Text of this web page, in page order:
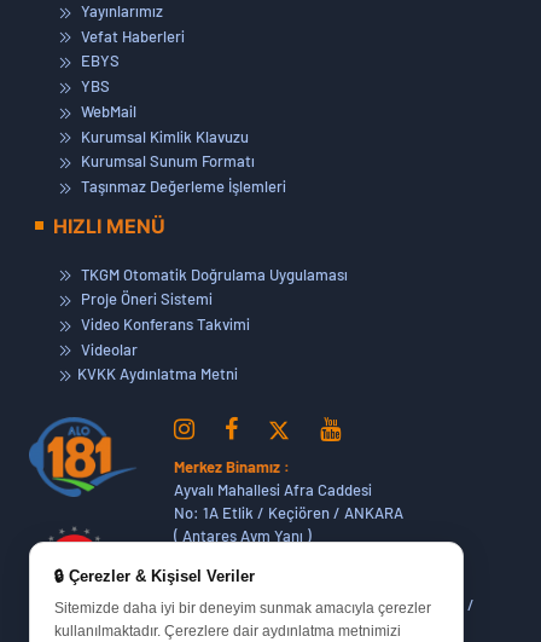
🔒 Çerezler & Kişisel Veriler
Sitemizde daha iyi bir deneyim sunmak amacıyla çerezler
kullanılmaktadır. Çerezlere dair aydınlatma metnimizi
Yayınlarımız
Vefat Haberleri
EBYS
YBS
WebMail
Kurumsal Kimlik Klavuzu
Kurumsal Sunum Formatı
Taşınmaz Değerleme İşlemleri
HIZLI MENÜ
TKGM Otomatik Doğrulama Uygulaması
Proje Öneri Sistemi
Video Konferans Takvimi
Videolar
KVKK Aydınlatma Metni
Merkez Binamız :
Ayvalı Mahallesi Afra Caddesi
No: 1A Etlik / Keçiören / ANKARA
( Antares Avm Yanı )
Dikmen Hizmet Binamız :
Dikmen Caddesi No:14 (06420) Bakanlıklar /
ANKARA